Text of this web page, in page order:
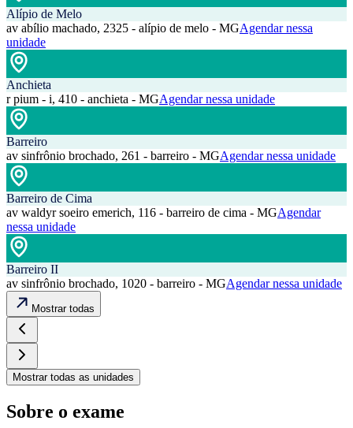
Alípio de Melo
av abílio machado, 2325 - alípio de melo - MGAgendar nessa
unidade
Anchieta
r pium - i, 410 - anchieta - MGAgendar nessa unidade
Barreiro
av sinfrônio brochado, 261 - barreiro - MGAgendar nessa unidade
Barreiro de Cima
av waldyr soeiro emerich, 116 - barreiro de cima - MGAgendar
nessa unidade
Barreiro II
av sinfrônio brochado, 1020 - barreiro - MGAgendar nessa unidade
Mostrar todas
Mostrar todas as unidades
Sobre o exame